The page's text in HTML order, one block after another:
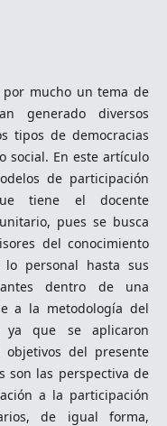
mucho un tema de
generado diversos
tipos de democracias
social. En este artículo
de participación
tiene el docente
pues se busca
del conocimiento
personal hasta sus
dentro de una
a la metodología del
que se aplicaron
objetivos del presente
son las perspectiva de
a la participación
de igual forma,